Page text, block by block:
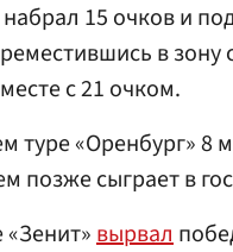
15 очков и
в зону
с 21 очком.
туре «Оренбург» 8
позже сыграет в
«Зенит»вырвал